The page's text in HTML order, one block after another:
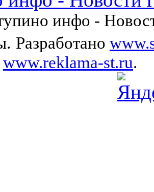
инфо -
Разработано
www.reklama-st.ru.